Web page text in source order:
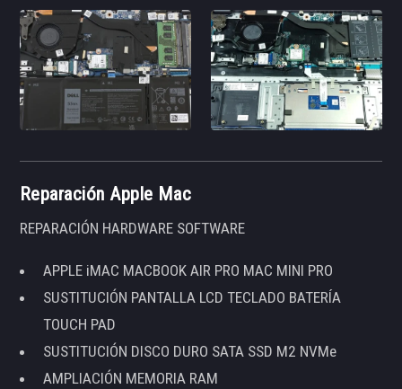
Reparación Apple Mac
REPARACIÓN HARDWARE SOFTWARE
APPLE iMAC MACBOOK AIR PRO MAC MINI PRO
SUSTITUCIÓN PANTALLA LCD TECLADO BATERÍA
TOUCH PAD
SUSTITUCIÓN DISCO DURO SATA SSD M2 NVMe
AMPLIACIÓN MEMORIA RAM